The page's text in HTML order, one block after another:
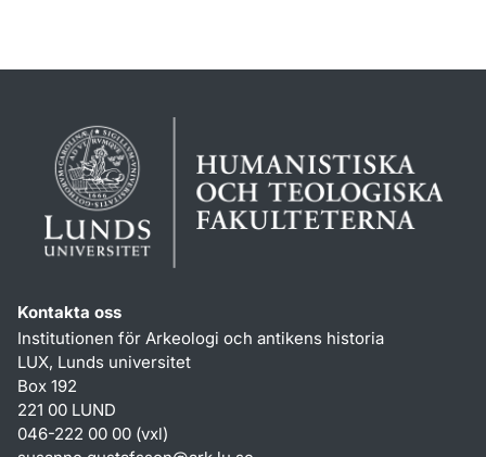
Kontakta oss
Institutionen för Arkeologi och antikens historia
LUX, Lunds universitet
Box 192
221 00 LUND
046-222 00 00 (vxl)